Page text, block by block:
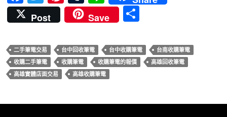
ac
e
b
o
o
w
itt
er
nt
er
es
t
u
m
bl
r
n
e
Post
Save
二手筆電交易 台中回收筆電 台中收購筆電
台南收購筆電
收購二手筆電
收購筆電 收購筆電的報價
高雄回收筆電
高雄實體店面交易
高雄收購筆電